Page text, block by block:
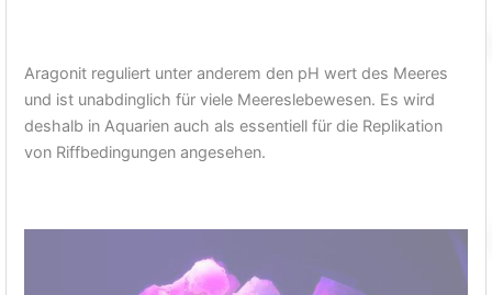
Aragonit reguliert unter anderem den pH wert des Meeres
und ist unabdinglich für viele Meereslebewesen. Es wird
deshalb in Aquarien auch als essentiell für die Replikation
von Riffbedingungen angesehen.